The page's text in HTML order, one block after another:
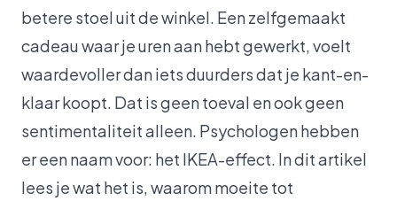
betere stoel uit de winkel. Een zelfgemaakt
cadeau waar je uren aan hebt gewerkt, voelt
waardevoller dan iets duurders dat je kant-en-
klaar koopt. Dat is geen toeval en ook geen
sentimentaliteit alleen. Psychologen hebben
er een naam voor: het IKEA-effect. In dit artikel
lees je wat het is, waarom moeite tot